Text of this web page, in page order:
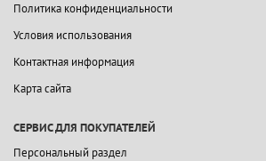
Политика конфиденциальности
Условия использования
Контактная информация
Карта сайта
СЕРВИС ДЛЯ ПОКУПАТЕЛЕЙ
Персональный раздел